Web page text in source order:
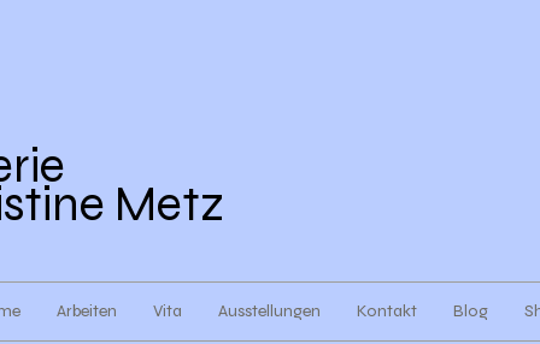
Metz
Arbeiten Vita Ausstellungen Kontakt Blog